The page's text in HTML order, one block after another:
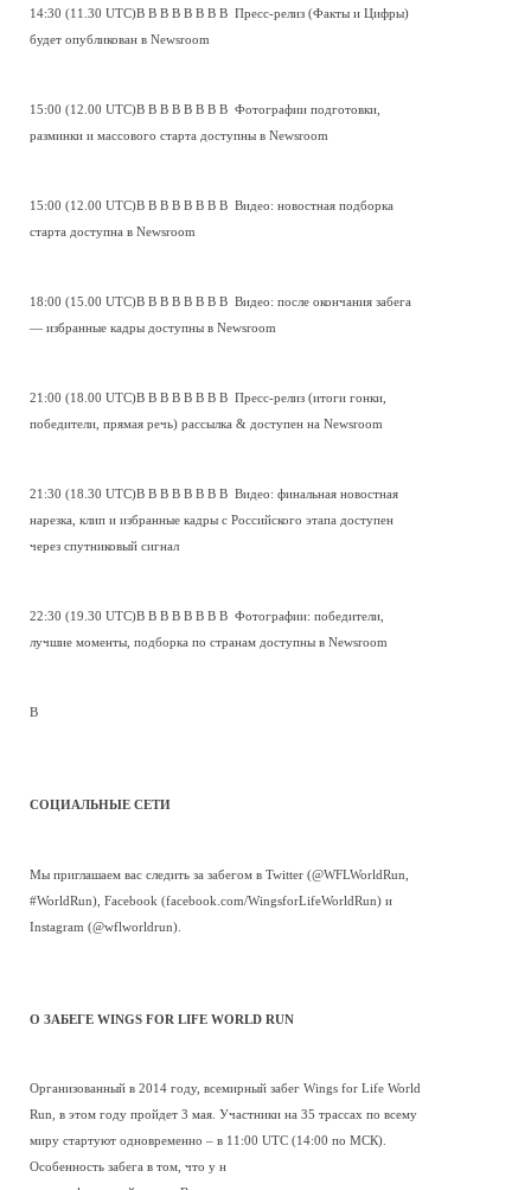
14:30 (11.30 UTC)В В В В В В В В Пресс-релиз (Факты и Цифры)
будет опубликован в Newsroom
15:00 (12.00 UTC)В В В В В В В В Фотографии подготовки,
разминки и массового старта доступны в Newsroom
15:00 (12.00 UTC)В В В В В В В В Видео: новостная подборка
старта доступна в Newsroom
18:00 (15.00 UTC)В В В В В В В В Видео: после окончания забега
— избранные кадры доступны в Newsroom
21:00 (18.00 UTC)В В В В В В В В Пресс-релиз (итоги гонки,
победители, прямая речь) рассылка & доступен на Newsroom
21:30 (18.30 UTC)В В В В В В В В Видео: финальная новостная
нарезка, клип и избранные кадры с Российского этапа доступен
через спутниковый сигнал
22:30 (19.30 UTC)В В В В В В В В Фотографии: победители,
лучшие моменты, подборка по странам доступны в Newsroom
В
СОЦИАЛЬНЫЕ СЕТИ
Мы приглашаем вас следить за забегом в Twitter (@WFLWorldRun,
#WorldRun), Facebook (facebook.com/WingsforLifeWorldRun) и
Instagram (@wflworldrun).
О ЗАБЕГЕ WINGS FOR LIFE WORLD RUN
Организованный в 2014 году, всемирный забег Wings for Life World
Run, в этом году пройдет 3 мая. Участники на 35 трассах по всему
миру стартуют одновременно – в 11:00 UTC (14:00 по МСК).
Особенность забега в том, что у н